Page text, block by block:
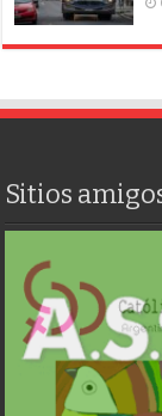
Sitios